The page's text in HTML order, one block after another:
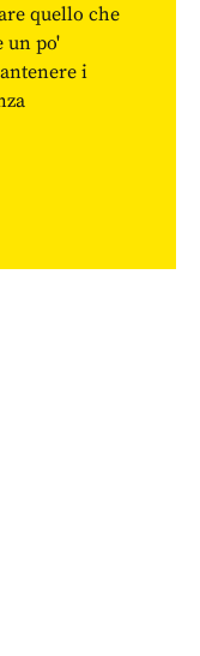
quello che
un po'
i